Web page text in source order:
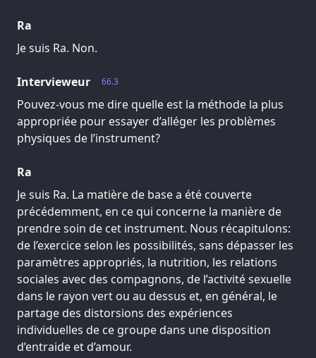
Ra
Je suis Ra. Non.
66.3
Intervieweur
Pouvez-vous me dire quelle est la méthode la plus
appropriée pour essayer d’alléger les problèmes
physiques de l’instrument?
Ra
Je suis Ra. La matière de base a été couverte
précédemment, en ce qui concerne la manière de
prendre soin de cet instrument. Nous récapitulons:
de l’exercice selon les possibilités, sans dépasser les
paramètres appropriés, la nutrition, les relations
sociales avec des compagnons, de l’activité sexuelle
dans le rayon vert ou au dessus et, en général, le
partage des distorsions des expériences
individuelles de ce groupe dans une disposition
d’entraide et d’amour.